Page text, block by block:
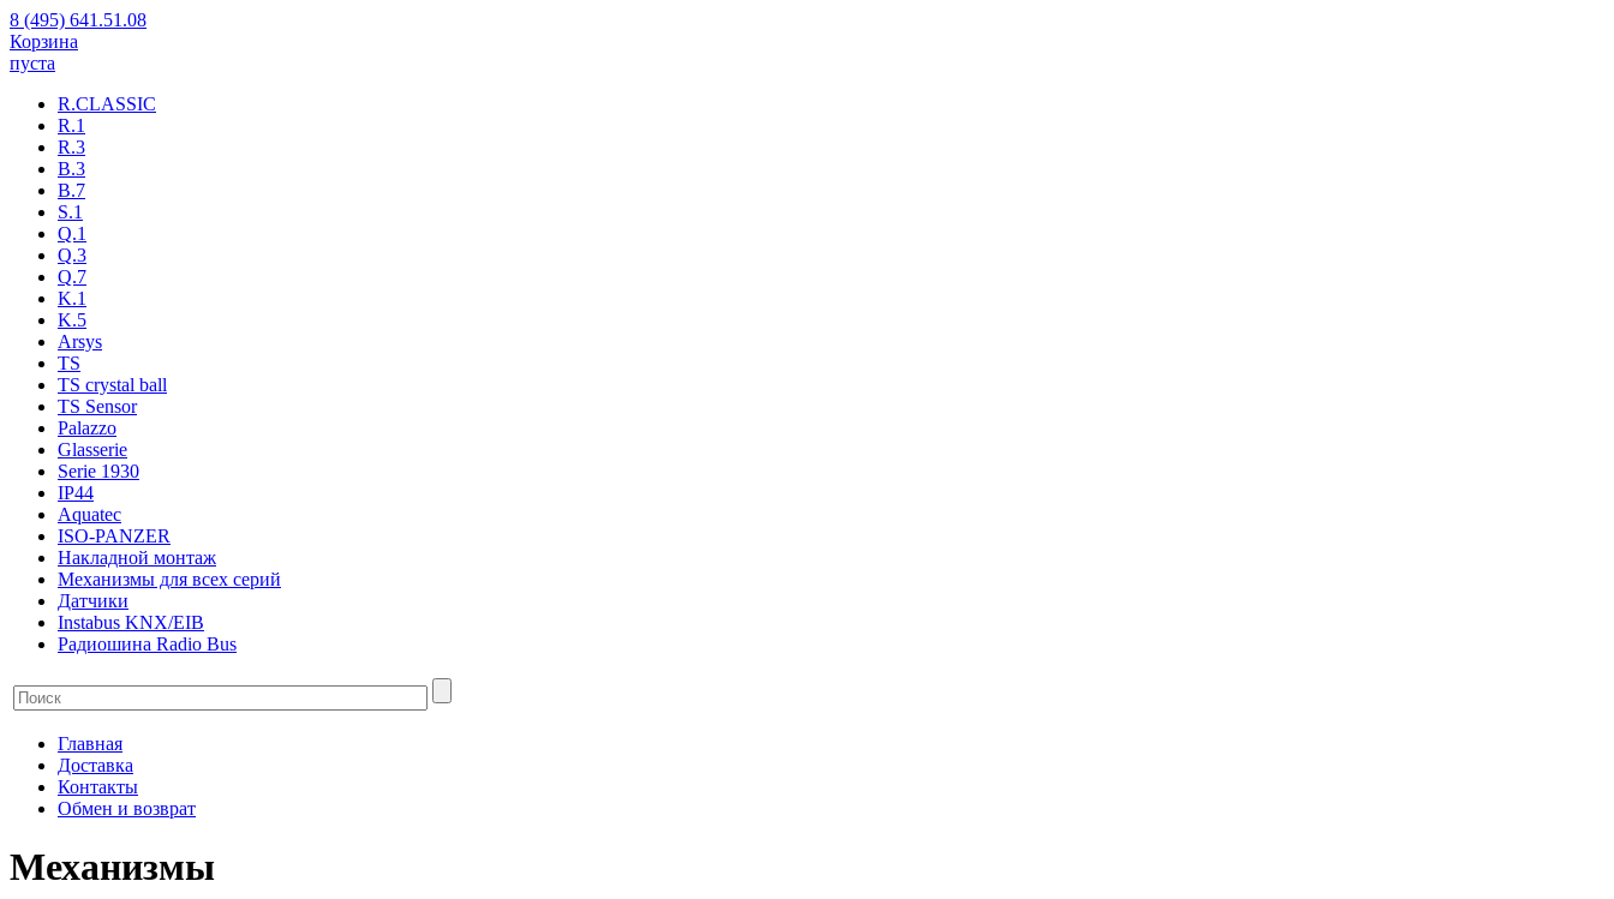
8 (495) 641.51.08
Корзина
пуста
R.CLASSIC
R.1
R.3
B.3
B.7
S.1
Q.1
Q.3
Q.7
K.1
K.5
Arsys
TS
TS crystal ball
TS Sensor
Palazzo
Glasserie
Serie 1930
IP44
Aquatec
ISO-PANZER
Накладной монтаж
Механизмы для всех серий
Датчики
Instabus KNX/EIB
Радиошина Radio Bus
Главная
Доставка
Контакты
Обмен и возврат
Механизмы